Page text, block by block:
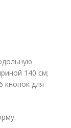
140 см;
кнопок для